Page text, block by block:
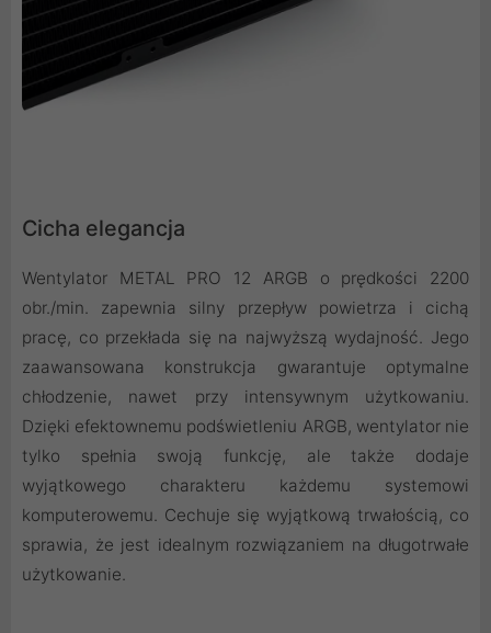
Cicha elegancja
Wentylator METAL PRO 12 ARGB o prędkości 2200
obr./min. zapewnia silny przepływ powietrza i cichą
pracę, co przekłada się na najwyższą wydajność. Jego
zaawansowana konstrukcja gwarantuje optymalne
chłodzenie, nawet przy intensywnym użytkowaniu.
Dzięki efektownemu podświetleniu ARGB, wentylator nie
tylko spełnia swoją funkcję, ale także dodaje
wyjątkowego charakteru każdemu systemowi
komputerowemu. Cechuje się wyjątkową trwałością, co
sprawia, że jest idealnym rozwiązaniem na długotrwałe
użytkowanie.